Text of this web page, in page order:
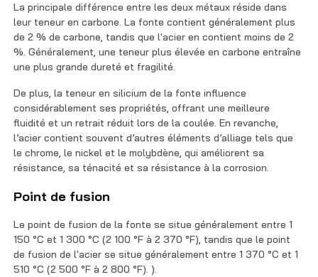
La principale différence entre les deux métaux réside dans
leur teneur en carbone. La fonte contient généralement plus
de 2 % de carbone, tandis que l'acier en contient moins de 2
%. Généralement, une teneur plus élevée en carbone entraîne
une plus grande dureté et fragilité.
De plus, la teneur en silicium de la fonte influence
considérablement ses propriétés, offrant une meilleure
fluidité et un retrait réduit lors de la coulée. En revanche,
l’acier contient souvent d’autres éléments d’alliage tels que
le chrome, le nickel et le molybdène, qui améliorent sa
résistance, sa ténacité et sa résistance à la corrosion.
Point de fusion
Le point de fusion de la fonte se situe généralement entre 1
150 °C et 1 300 °C (2 100 °F à 2 370 °F), tandis que le point
de fusion de l'acier se situe généralement entre 1 370 °C et 1
510 °C (2 500 °F à 2 800 °F). ).